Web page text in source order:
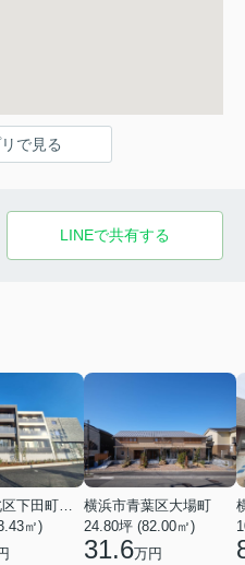
で見る
LINEで共有する
㎡)
横浜市青葉区大場町
24.80坪 (82.00㎡)
31.6万円